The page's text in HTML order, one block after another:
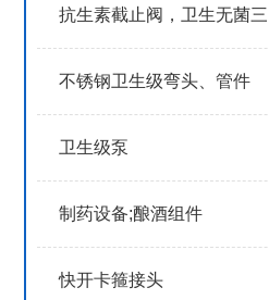
不锈钢卫生级弯头、管件
卫生级泵
制药设备;酿酒组件
快开卡箍接头